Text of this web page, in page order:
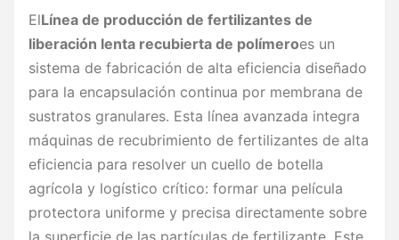
ElLínea de producción de fertilizantes de
liberación lenta recubierta de polímeroes un
sistema de fabricación de alta eficiencia diseñado
para la encapsulación continua por membrana de
sustratos granulares. Esta línea avanzada integra
máquinas de recubrimiento de fertilizantes de alta
eficiencia para resolver un cuello de botella
agrícola y logístico crítico: formar una película
protectora uniforme y precisa directamente sobre
la superficie de las partículas de fertilizante. Este